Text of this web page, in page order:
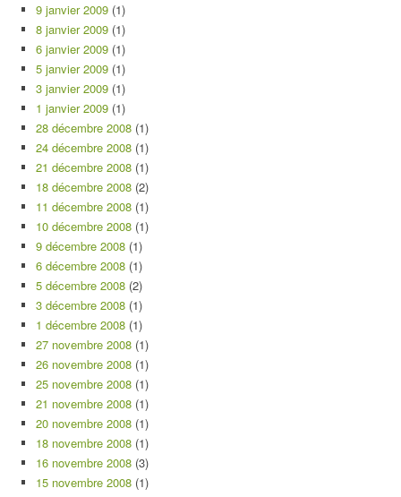
9 janvier 2009 (1)
8 janvier 2009 (1)
6 janvier 2009 (1)
5 janvier 2009 (1)
3 janvier 2009 (1)
1 janvier 2009 (1)
28 décembre 2008 (1)
24 décembre 2008 (1)
21 décembre 2008 (1)
18 décembre 2008 (2)
11 décembre 2008 (1)
10 décembre 2008 (1)
9 décembre 2008 (1)
6 décembre 2008 (1)
5 décembre 2008 (2)
3 décembre 2008 (1)
1 décembre 2008 (1)
27 novembre 2008 (1)
26 novembre 2008 (1)
25 novembre 2008 (1)
21 novembre 2008 (1)
20 novembre 2008 (1)
18 novembre 2008 (1)
16 novembre 2008 (3)
15 novembre 2008 (1)